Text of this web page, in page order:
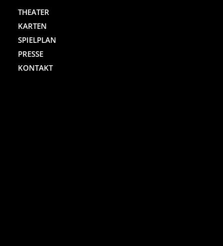
THEATER
KARTEN
SPIELPLAN
PRESSE
KONTAKT